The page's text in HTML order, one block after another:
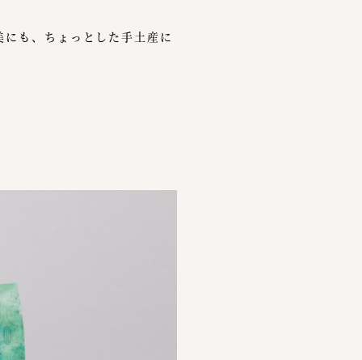
も、ちょっとした手土産に